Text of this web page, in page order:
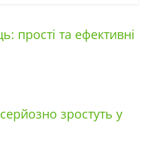
прості та ефективні
зростуть у